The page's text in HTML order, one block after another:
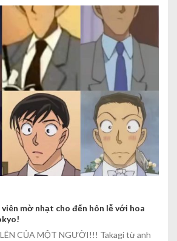
mờ nhạt cho đến hôn lễ với hoa
CỦA MỘT NGƯỜI!!! Takagi từ anh